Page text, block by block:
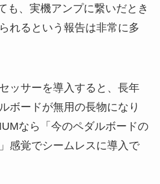
も、実機アンプに繋いだとき
れるという報告は非常に多
ッサーを導入すると、長年
ボードが無用の長物になり
なら「今のペダルボードの
感覚でシームレスに導入で